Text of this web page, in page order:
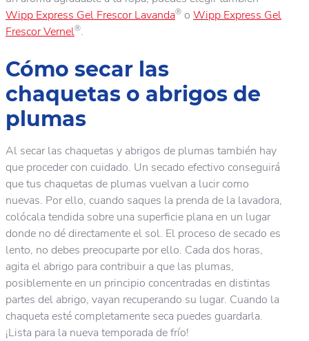
Wipp Express Gel Frescor Lavanda® o Wipp Express Gel
Frescor Vernel®.
Cómo secar las
chaquetas o abrigos de
plumas
Al secar las chaquetas y abrigos de plumas también hay
que proceder con cuidado. Un secado efectivo conseguirá
que tus chaquetas de plumas vuelvan a lucir como
nuevas. Por ello, cuando saques la prenda de la lavadora,
colócala tendida sobre una superficie plana en un lugar
donde no dé directamente el sol. El proceso de secado es
lento, no debes preocuparte por ello. Cada dos horas,
agita el abrigo para contribuir a que las plumas,
posiblemente en un principio concentradas en distintas
partes del abrigo, vayan recuperando su lugar. Cuando la
chaqueta esté completamente seca puedes guardarla.
¡Lista para la nueva temporada de frío!